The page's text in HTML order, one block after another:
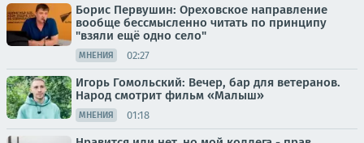
Борис Первушин: Ореховское направление
вообще бессмысленно читать по принципу
"взяли ещё одно село"
МНЕНИЯ 02:27
Игорь Гомольский: Вечер, бар для ветеранов.
Народ смотрит фильм «Малыш»
МНЕНИЯ 01:18